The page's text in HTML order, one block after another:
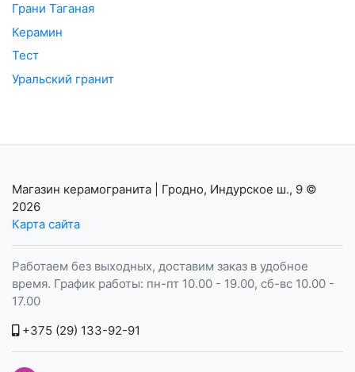
Грани Таганая
Керамин
Тест
Уральский гранит
Магазин керамогранита | Гродно, Индурское ш., 9 ©
2026
Карта сайта
Работаем без выходных, доставим заказ в удобное
время. График работы: пн-пт 10.00 - 19.00, сб-вс 10.00 -
17.00
+375 (29) 133-92-91